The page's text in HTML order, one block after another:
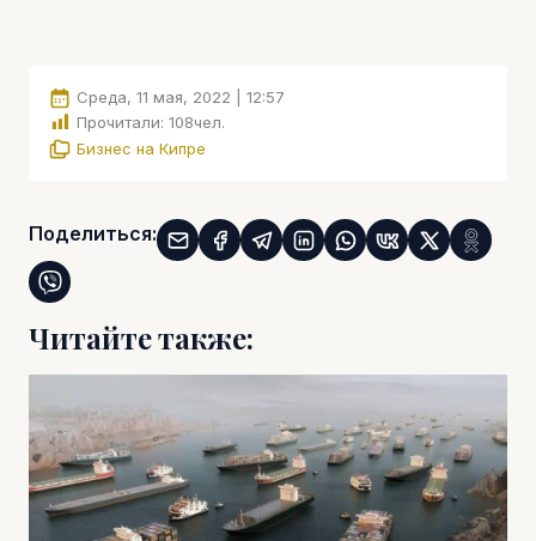
Среда, 11 мая, 2022 | 12:57
Прочитали: 108чел.
Бизнес на Кипре
Поделиться:
Читайте также: